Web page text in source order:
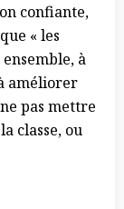
confiante,
« les
à
améliorer
pas mettre
classe, ou